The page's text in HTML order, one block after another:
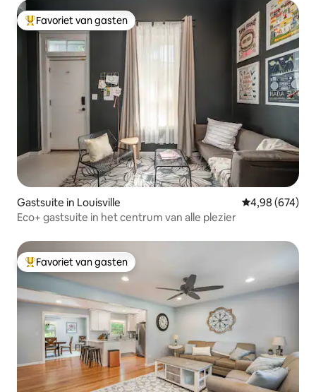
Topfavoriet van gasten
Favoriet van gasten
Gastsuite in Louisville Gemiddelde
4,98 (674)
Eco+ gastsuite in het centrum van alle plezier
Topfavoriet van gasten
Favoriet van gasten